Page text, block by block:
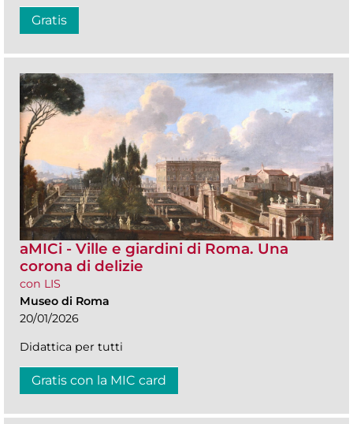
Gratis
aMICi - Ville e giardini di Roma. Una
corona di delizie
con LIS
Museo di Roma
20/01/2026
Didattica per tutti
Gratis con la MIC card